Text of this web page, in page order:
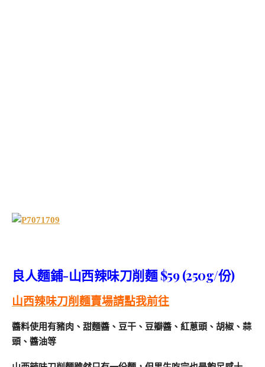
良人麵鋪-山西辣味刀削麵 $59 (250g/份)
山西辣味刀削麵賣場請點我前往
醬料使用有豬肉、甜麵醬、豆干、豆瓣醬、紅蔥頭、胡椒、蒜
頭、醬油等